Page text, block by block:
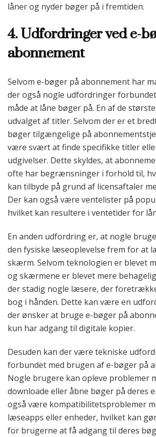
låner og nyder bøger på i fremtiden.
4. Udfordringer ved e-
abonnement
Selvom e-bøger på abonnement har
der også nogle udfordringer
måde at låne bøger på. En af de
udvalget af titler. Selvom der er et
bøger tilgængelige på
være svært at finde specifikke titler
udgivelser. Dette skyldes, at
ofte har begrænsninger i forhold til,
kan tilbyde på grund af licensaftaler
Der kan også være ventelister på
hvilket kan resultere i ventetider for
En anden udfordring er, at nogle
den fysiske læseoplevelse frem for at
skærm. Selvom teknologien er blevet
og skærmene er blevet mere
der stadig nogle læsere, der
bog i hånden. Dette kan være en
der ønsker at bruge e-bøger på
kun har adgang til digitale kopier.
Desuden kan der være tekniske
forbundet med brugen af e-bøger på
Nogle brugere kan opleve problemer
downloade eller åbne bøger på deres
også være kompatibilitetsproblemer
læseapps eller enheder, hvilket kan
for brugerne at få adgang til deres